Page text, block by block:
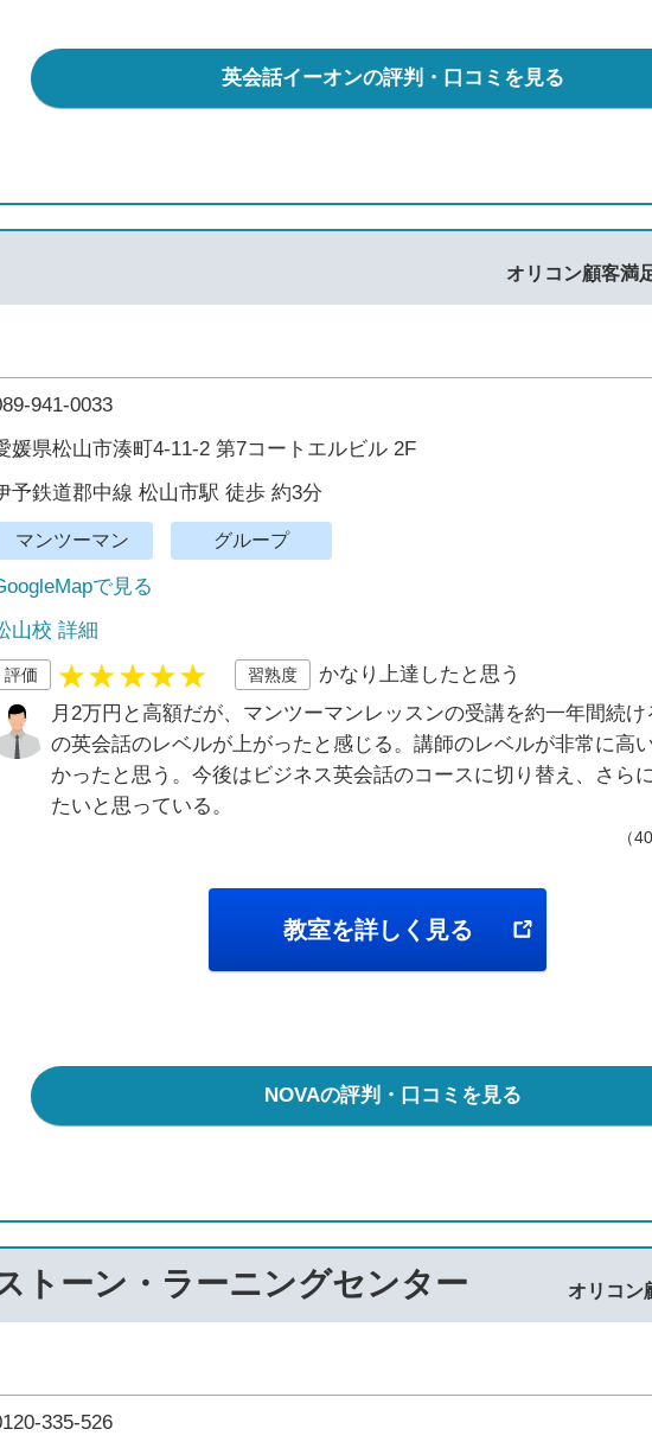
英会話イーオンの評判・口コミを見る
オリコン顧客満
941-0033
媛県松山市湊町4-11-2 第7コートエルビル 2F
予鉄道郡中線 松山市駅 徒歩 約3分
マンツーマン グループ
で見る
山校 詳細
評価 習熟度
かなり上達したと思う
月2万円と高額だが、マンツーマンレッスンの受講を約一年間続
の英会話のレベルが上がったと感じる。講師のレベルが非常に高
かったと思う。今後はビジネス英会話のコースに切り替え、さら
たいと思っている。
（
教室を詳しく見る
NOVAの評判・口コミを見る
トーン・ラーニングセンター オリコン
335-526